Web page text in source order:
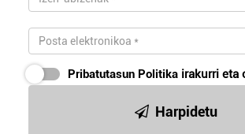
Pribatutasun Politika irakurri eta
Harpidetu